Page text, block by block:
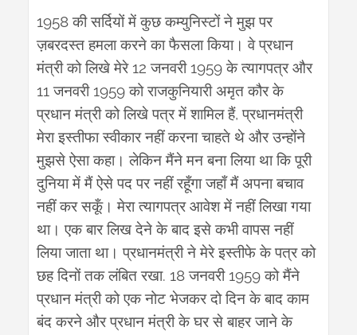
1958की सर्दियों में कुछ कम्युनिस्टों ने मुझ पर
ज़बरदस्त हमला करने का फैसला किया। वे प्रधान
मंत्री को लिखे मेरे12जनवरी1959के त्यागपत्र और
11जनवरी1959को राजकुनियारी अमृत कौर के
प्रधान मंत्री को लिखे पत्र में शामिल हैं,प्रधानमंत्री
मेरा इस्तीफा स्वीकार नहीं करना चाहते थे और उन्होंने
मुझसे ऐसा कहा। लेकिन मैंने मन बना लिया था कि पूरी
दुनिया में मैं ऐसे पद पर नहीं रहूँगा जहाँ मैं अपना बचाव
नहीं कर सकूँ। मेरा त्यागपत्र आवेश में नहीं लिखा गया
था। एक बार लिख देने के बाद इसे कभी वापस नहीं
लिया जाता था। प्रधानमंत्री ने मेरे इस्तीफे के पत्र को
छह दिनों तक लंबित रखा. 18जनवरी1959को मैंने
प्रधान मंत्री को एक नोट भेजकर दो दिन के बाद काम
बंद करने और प्रधान मंत्री के घर से बाहर जाने के